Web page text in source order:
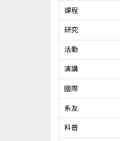
課程
研究
活動
演講
國際
系友
科普